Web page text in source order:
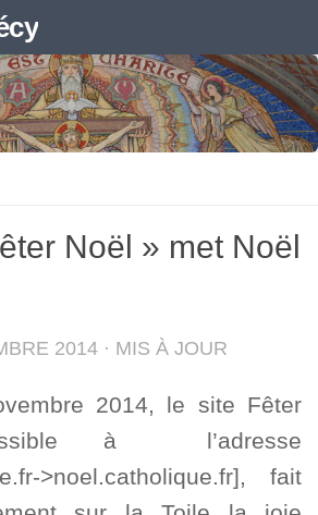
Noël » met Noël
2014 · MIS À JOUR
2014, le site Fêter
à l’adresse
>noel.catholique.fr], fait